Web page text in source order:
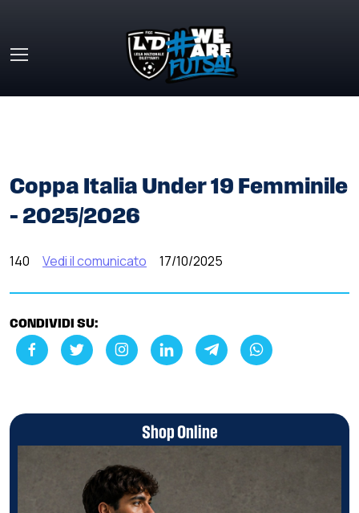
Coppa Italia Under 19 Femminile
– 2025/2026
140 Vedi il comunicato 17/10/2025
CONDIVIDI SU:
Shop Online